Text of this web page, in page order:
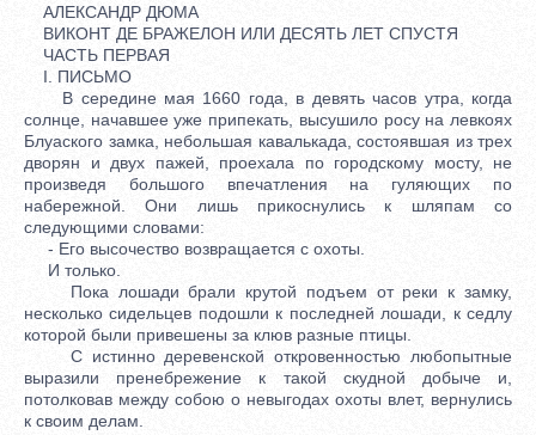
АЛЕКСАНДР ДЮМА
ВИКОНТ ДЕ БРАЖЕЛОН ИЛИ ДЕСЯТЬ ЛЕТ СПУСТЯ
ЧАСТЬ ПЕРВАЯ
I. ПИСЬМО
В середине мая 1660 года, в девять часов утра, когда
солнце, начавшее уже припекать, высушило росу на левкоях
Блуаского замка, небольшая кавалькада, состоявшая из трех
дворян и двух пажей, проехала по городскому мосту, не
произведя большого впечатления на гуляющих по
набережной. Они лишь прикоснулись к шляпам со
следующими словами:
- Его высочество возвращается с охоты.
И только.
Пока лошади брали крутой подъем от реки к замку,
несколько сидельцев подошли к последней лошади, к седлу
которой были привешены за клюв разные птицы.
С истинно деревенской откровенностью любопытные
выразили пренебрежение к такой скудной добыче и,
потолковав между собою о невыгодах охоты влет, вернулись
к своим делам.